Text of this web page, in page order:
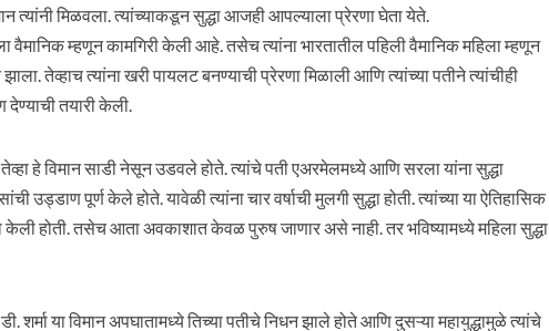
त्यांनी मिळवला. त्यांच्याकडून सुद्धा आजही आपल्याला प्रेरणा घेता येते.
वैमानिक म्हणून कामगिरी केली आहे. तसेच त्यांना भारतातील पहिली वैमानिक महिला म्हणून
तेव्हाच त्यांना खरी पायलट बनण्याची प्रेरणा मिळाली आणि त्यांच्या पतीने त्यांचीही
तयारी केली.
हे विमान साडी नेसून उडवले होते. त्यांचे पती एअरमेलमध्ये आणि सरला यांना सुद्धा
उड्डाण पूर्ण केले होते. यावेळी त्यांना चार वर्षाची मुलगी सुद्धा होती. त्यांच्या या ऐतिहासिक
केली होती. तसेच आता अवकाशात केवळ पुरुष जाणार असे नाही. तर भविष्यामध्ये महिला सुद्धा
शर्मा या विमान अपघातामध्ये तिच्या पतीचे निधन झाले होते आणि दुसऱ्या महायुद्धामुळे त्यांचे